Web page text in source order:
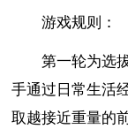
游戏规则：
第一轮为选
手通过日常生活
取越接近重量的